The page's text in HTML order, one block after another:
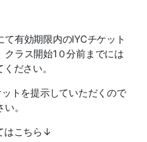
有効期限内のIYCチケット
クラス開始1０分前までには
ださい。
トを提示していただくので
。
はこちら↓